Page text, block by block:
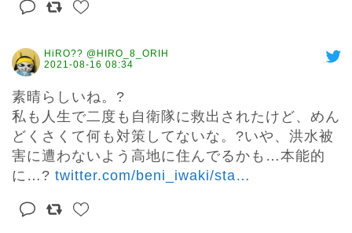
HiRO?? @HIRO_8_ORIH
2021-08-16 08:34
素晴らしいね。?
私も人生で二度も自衛隊に救出されたけど、めん
どくさくて何も対策してないな。?いや、洪水被
害に遭わないよう高地に住んでるかも…本能的
に…? twitter.com/beni_iwaki/sta…